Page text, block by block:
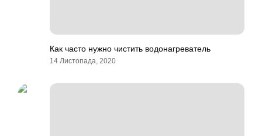
Как часто нужно чистить водонагреватель
14 Листопада, 2020